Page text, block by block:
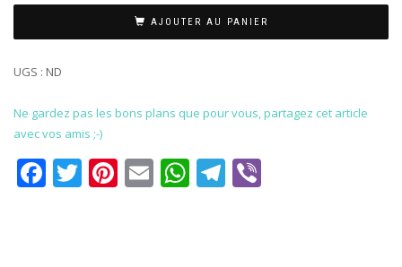
AJOUTER AU PANIER
UGS : ND
Ne gardez pas les bons plans que pour vous, partagez cet article
avec vos amis ;-)
Facebook
Twitter
Pinterest
EmailWhatsApp
Telegram